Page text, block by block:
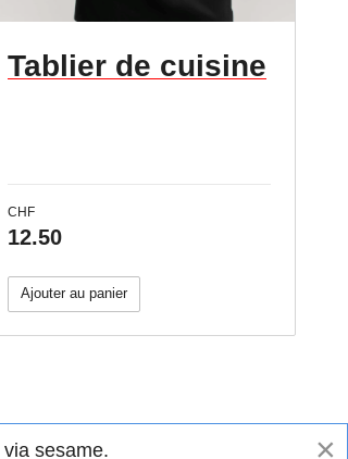
Tablier de cuisine
CHF
12.50
Ajouter au panier
via sesame. ×